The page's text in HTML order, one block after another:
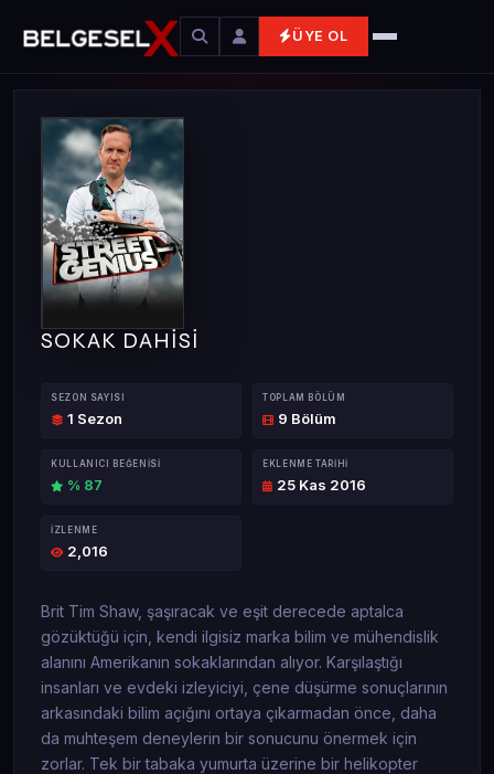
ÜYE OL
SOKAK DAHİSİ
SEZON SAYISI
1 Sezon
TOPLAM BÖLÜM
9 Bölüm
KULLANICI BEĞENISI
% 87
EKLENME TARIHI
25 Kas 2016
İZLENME
2,016
Brit Tim Shaw, şaşıracak ve eşit derecede aptalca
gözüktüğü için, kendi ilgisiz marka bilim ve mühendislik
alanını Amerikanın sokaklarından alıyor. Karşılaştığı
insanları ve evdeki izleyiciyi, çene düşürme sonuçlarının
arkasındaki bilim açığını ortaya çıkarmadan önce, daha
da muhteşem deneylerin bir sonucunu önermek için
zorlar. Tek bir tabaka yumurta üzerine bir helikopter